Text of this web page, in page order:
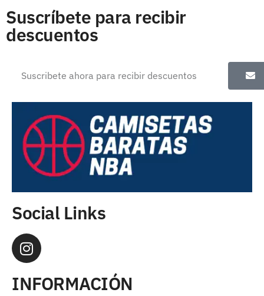
Suscríbete para recibir
descuentos
Social Links
INFORMACIÓN